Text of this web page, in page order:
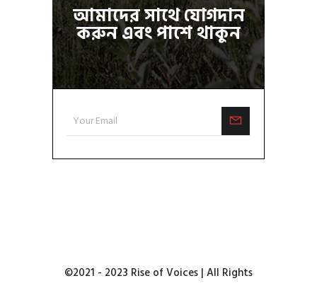
আমাদের সাথে যোগদান
করুন এবং পাশে থাকুন
©2021 - 2023 Rise of Voices | All Rights